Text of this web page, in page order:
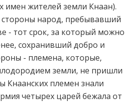
имен жителей земли Кнаан).
народ, пребывавший
- тот срок, за который можно
сохранивший добро и
- племена, которые,
земли, не пришли
Кнаанских племен знали
четырех царей бежала от